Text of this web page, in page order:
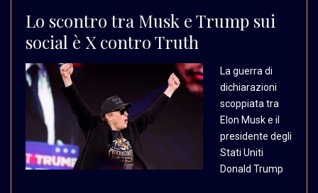
Lo scontro tra Musk e Trump sui
social è X contro Truth
La guerra di
dichiarazioni
scoppiata tra
Elon Muske il
presidente degli
Stati Uniti
Donald Trump